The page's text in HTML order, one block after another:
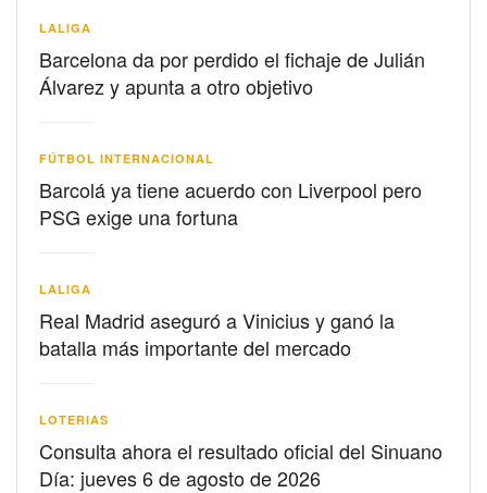
LALIGA
Barcelona da por perdido el fichaje de Julián
Álvarez y apunta a otro objetivo
FÚTBOL INTERNACIONAL
Barcolá ya tiene acuerdo con Liverpool pero
PSG exige una fortuna
LALIGA
Real Madrid aseguró a Vinicius y ganó la
batalla más importante del mercado
LOTERIAS
Consulta ahora el resultado oficial del Sinuano
Día: jueves 6 de agosto de 2026